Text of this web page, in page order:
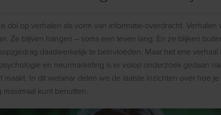
dol op verhalen als vorm van informatie-overdracht.
Ze blijven hangen – soms een leven lang. En ze blijken
daadwerkelijk te beïnvloeden. Maar het ene verhaal
en neurmarketing is er volop onderzoek gedaan
maakt. In dit webinar delen we de laatste inzichten over hoe je
maximaal kunt benutten.